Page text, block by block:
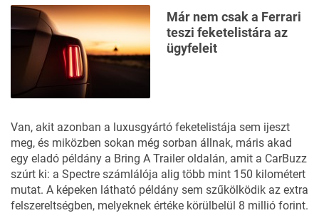
Már nem csak a Ferrari
teszi feketelistára az
ügyfeleit
Van, akit azonban a luxusgyártó feketelistája sem ijeszt
meg, és miközben sokan még sorban állnak, máris akad
egy eladó példány a Bring A Traileroldalán, amit a CarBuzz
szúrt ki: a Spectre számlálója alig több mint 150 kilométert
mutat. A képeken látható példány sem szűkölködik az extra
felszereltségben, melyeknek értéke körülbelül 8 millió forint.